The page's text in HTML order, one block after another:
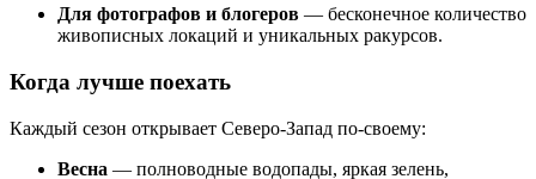
Для фотографов и блогеров — бесконечное количество
живописных локаций и уникальных ракурсов.
Когда лучше поехать
Каждый сезон открывает Северо-Запад по-своему:
Весна — полноводные водопады, яркая зелень,